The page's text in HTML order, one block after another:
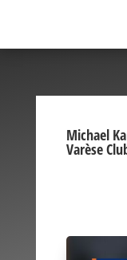
Michael
Varèse